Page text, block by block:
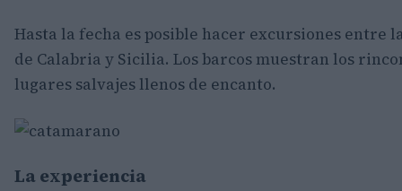
Hasta la fecha es posible hacer excursiones entre
de Calabria y Sicilia. Los barcos muestran los
lugares salvajes llenos de encanto.
La experiencia